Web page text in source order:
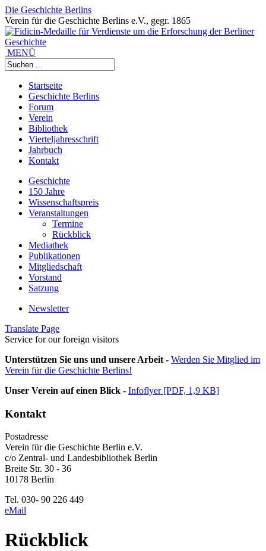
Die Geschichte Berlins
Verein für die Geschichte Berlins e.V., gegr. 1865
MENÜ
Startseite
Geschichte Berlins
Forum
Verein
Bibliothek
Vierteljahresschrift
Jahrbuch
Kontakt
Geschichte
150 Jahre
Wissenschaftspreis
Veranstaltungen
Termine
Rückblick
Mediathek
Publikationen
Mitgliedschaft
Vorstand
Satzung
Newsletter
Translate Page
Service for our foreign visitors
Unterstützen Sie uns und unsere Arbeit - Werden Sie Mitglied im
Verein für die Geschichte Berlins!
Unser Verein auf einen Blick - Infoflyer [PDF, 1,9 KB]
Kontakt
Postadresse
Verein für die Geschichte Berlin e.V.
c/o Zentral- und Landesbibliothek Berlin
Breite Str. 30 - 36
10178 Berlin
Tel. 030- 90 226 449
eMail
Rückblick